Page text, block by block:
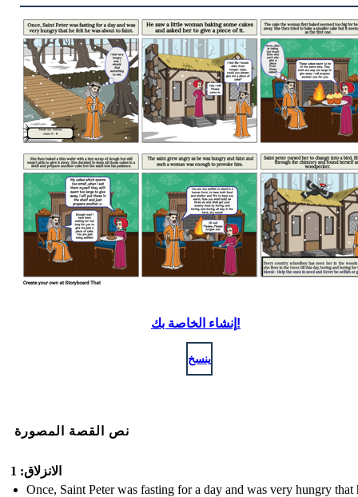
إنشاء الخاصة بك!
ينسخ
نص القصة المصورة
الانزلاق: 1
Once, Saint Peter was fasting for a day and was very hungry that